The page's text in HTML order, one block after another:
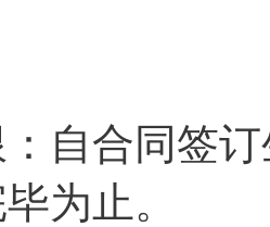
自合同签
为止。